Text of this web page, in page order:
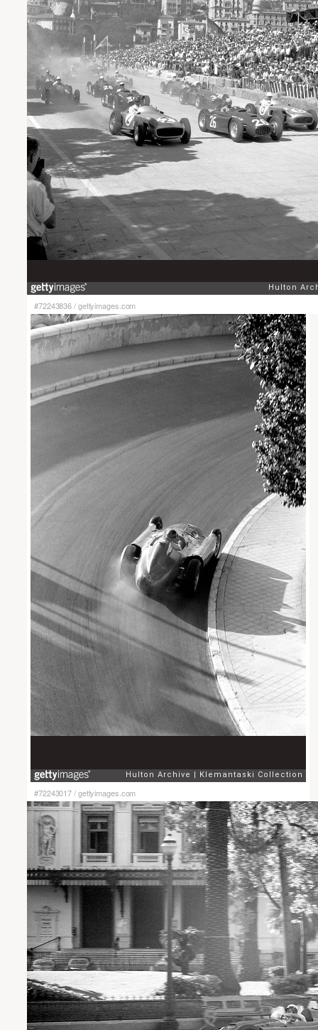
#72243836/gettyimages.com
#72243017/gettyimages.com